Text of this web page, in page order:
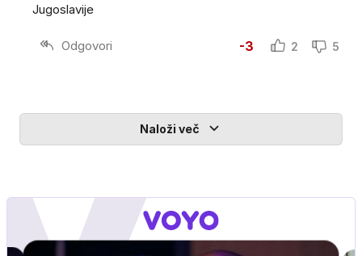
Jugoslavije
Odgovori -3 2 5
Naloži več